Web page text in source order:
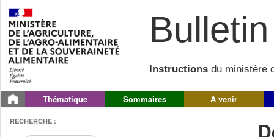
Instructions du ministère
Thématique Sommaires A venir
RECHERCHE :